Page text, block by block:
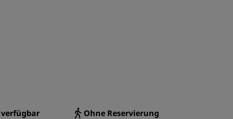
Ohne Reservierung